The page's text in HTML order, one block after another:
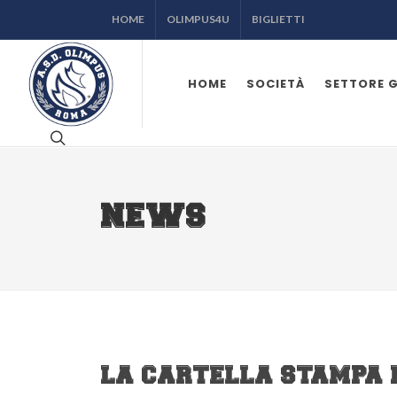
HOME OLIMPUS4U BIGLIETTI
HOME SOCIETÀ SETTORE
NEWS
LA CARTELLA STAMPA